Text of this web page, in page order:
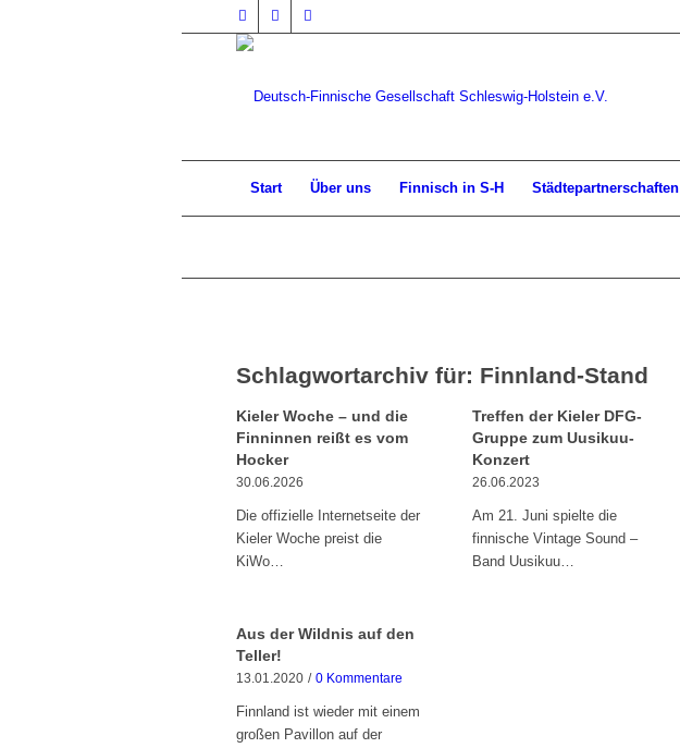
Start Über uns Finnisch in S-H Städtepartnerschaften
Schlagwortarchiv für: Finnland-Stand
Kieler Woche – und die
Finninnen reißt es vom
Hocker
30.06.2026
Die offizielle Internetseite der
Kieler Woche preist die
KiWo…
Treffen der Kieler DFG-
Gruppe zum Uusikuu-
Konzert
26.06.2023
Am 21. Juni spielte die
finnische Vintage Sound –
Band Uusikuu…
Aus der Wildnis auf den
Teller!
13.01.2020 / 0 Kommentare
Finnland ist wieder mit einem
großen Pavillon auf der